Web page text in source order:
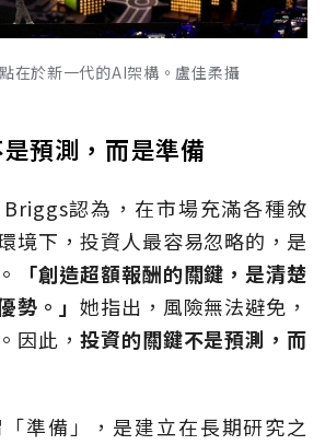
在於新一代的AI架構。盧佳柔攝
預測，而是準備
認為，在市場充滿各種敘
境下，投資人最容易忽略的，是
「創造超額報酬的關鍵，是清楚
勢。」 她指出，風險無法避免，
因此， 投資的關鍵不是預測，而
準備」，是建立在長期研究之